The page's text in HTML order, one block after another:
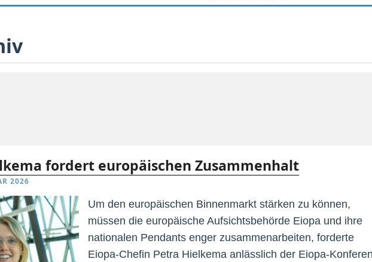
fordert europäischen Zusammenhalt
2026
Um den europäischen Binnenmarkt stärken zu können,
müssen die europäische Aufsichtsbehörde Eiopa und ihre
nationalen Pendants enger zusammenarbeiten, forderte
Eiopa-Chefin Petra Hielkema anlässlich der Eiopa-